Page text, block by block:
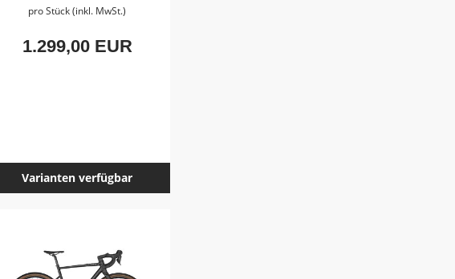
pro Stück (inkl. MwSt.)
1.299,00 EUR
Varianten verfügbar